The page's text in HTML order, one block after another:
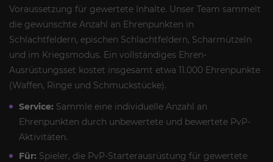
Voraussetzung für gewertete Inhalte. Unser Team sammelt
die gewünschte Anzahl an Ehrenpunkten in
Schlachtfeldern, epischen Schlachtfeldern, Scharmützeln
und im Kriegsmodus. Ein vollständiges Ehren-
Ausrüstungsset kostet insgesamt etwa 11.000 Ehrenpunkte
(Waffen, Ringe und Schmuckstücke).
Service: Sammle eine individuelle Anzahl an
Ehrenpunkten durch unbewertete und bewertete PvP-
Aktivitäten.
Für: Spieler, die PvP-Starterausrüstung für gewertete